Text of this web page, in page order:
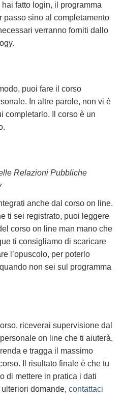
fatto login, il programma
passo sino al completamento
verranno forniti dallo
puoi fare il corso
In altre parole, non vi è
completarlo. Il corso è un
Relazioni Pubbliche
anche dal corso on line.
ti sei registrato, puoi leggere
corso on line man mano che
ti consigliamo di scaricare
l’opuscolo, per poterlo
non sei sul programma
riceverai supervisione dal
on line che ti aiuterà,
e tragga il massimo
Il risultato finale è che tu
di mettere in pratica i dati
domande, contattaci